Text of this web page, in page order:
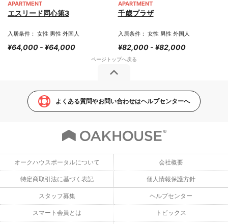
APARTMENT
エスリード同心第3
入居条件： 女性 男性 外国人
¥64,000 - ¥64,000
APARTMENT
千歳プラザ
入居条件： 女性 男性 外国人
¥82,000 - ¥82,000
よくある質問やお問い合わせはヘルプセンターへ
オークハウスポータルについて 会社概要
特定商取引法に基づく表記 個人情報保護方針
スタッフ募集 ヘルプセンター
スマート会員とは トピックス